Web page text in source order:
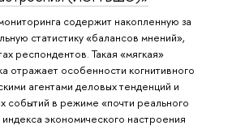
содержит накопленную за
статистику «балансов мнений»,
респондентов. Такая «мягкая»
отражает особенности когнитивного
агентами деловых тенденций и
событий в режиме «почти реального
экономического настроения